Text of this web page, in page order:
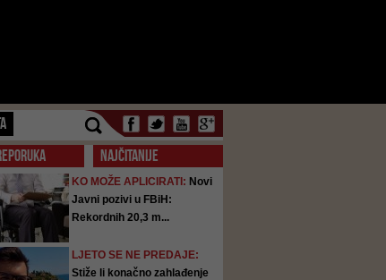
NAJČITANIJE
KO MOŽE APLICIRATI: Novi
Javni pozivi u FBiH:
Rekordnih 20,3 m...
LJETO SE NE PREDAJE:
Stiže li konačno zahlađenje